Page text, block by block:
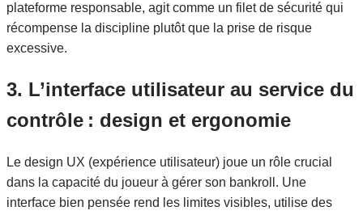
plateforme responsable, agit comme un filet de sécurité qui
récompense la discipline plutôt que la prise de risque
excessive.
3. L’interface utilisateur au service du
contrôle : design et ergonomie
Le design UX (expérience utilisateur) joue un rôle crucial
dans la capacité du joueur à gérer son bankroll. Une
interface bien pensée rend les limites visibles, utilise des